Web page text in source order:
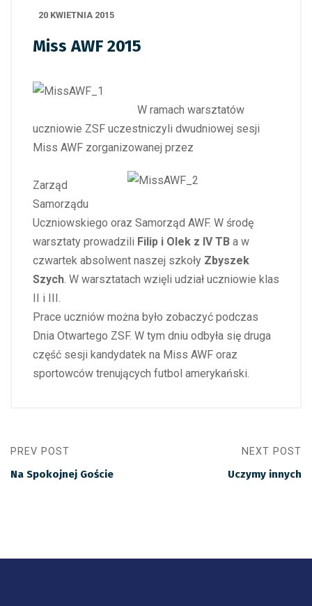
20 KWIETNIA 2015
Miss AWF 2015
W ramach warsztatów
uczniowie ZSF uczestniczyli dwudniowej sesji
Miss AWF zorganizowanej przez
Zarząd
Samorządu
Uczniowskiego oraz Samorząd AWF. W środę
warsztaty prowadzili Filip i Olek z IV TB a w
czwartek absolwent naszej szkoły Zbyszek
Szych. W warsztatach wzięli udział uczniowie klas
II i III.
Prace uczniów można było zobaczyć podczas
Dnia Otwartego ZSF. W tym dniu odbyła się druga
część sesji kandydatek na Miss AWF oraz
sportowców trenujących futbol amerykański.
PREV POST
Na Spokojnej Goście
NEXT POST
Uczymy innych